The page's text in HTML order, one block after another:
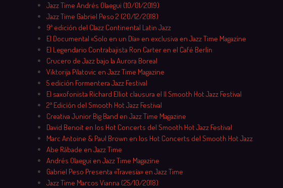
Jazz Time Andrés Olaegui (10/01/2019)
Jazz Time Gabriel Peso 2 (20/12/2018)
9ª edición del Clazz Continental Latin Jazz
El Documental «Solo en un Día» en exclusiva en Jazz Time Magazine
El Legendario Contrabajista Ron Carter en el Café Berlín
Crucero de Jazz bajo la Aurora Boreal
Viktorija Pilatovic en Jazz Time Magazine
5 edición Formentera Jazz Festival
El saxofonista Richard Elliot clausura el II Smooth Hot Jazz Festival
2ª Edición del Smooth Hot Jazz Festival
Creativa Junior Big Band en Jazz Time Magazine
David Benoit en los Hot Concerts del Smooth Hot Jazz Festival
Marc Antoine & Paul Brown en los Hot Concerts del Smooth Hot Jazz
Abe Rábade en Jazz Time
Andrés Olaegui en Jazz Time Magazine
Gabriel Peso Presenta «Travesía» en Jazz Time
Jazz Time Marcos Vianna (25/10/2018)